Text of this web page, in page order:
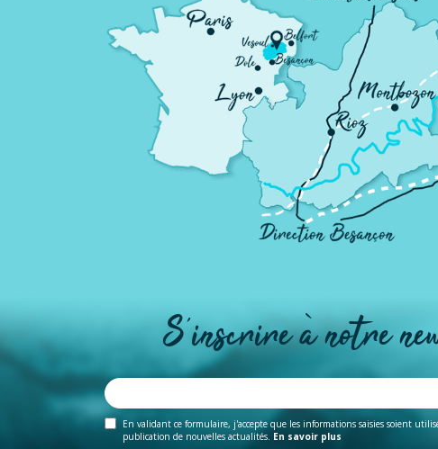
S'inscrire à notre
En validant ce formulaire, j'accepte que les informations saisies soient
publication de nouvelles actualités. En savoir plus